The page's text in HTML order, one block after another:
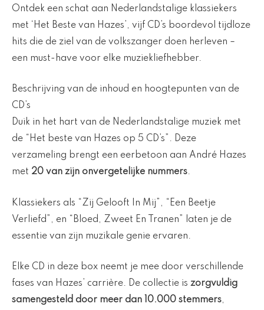
Ontdek een schat aan Nederlandstalige klassiekers
met ‘Het Beste van Hazes’, vijf CD’s boordevol tijdloze
hits die de ziel van de volkszanger doen herleven –
een must-have voor elke muziekliefhebber.
Beschrijving van de inhoud en hoogtepunten van de
CD’s
Duik in het hart van de Nederlandstalige muziek met
de “Het beste van Hazes op 5 CD’s”. Deze
verzameling brengt een eerbetoon aan André Hazes
met 20 van zijn onvergetelijke nummers.
Klassiekers als “Zij Gelooft In Mij”, “Een Beetje
Verliefd”, en “Bloed, Zweet En Tranen” laten je de
essentie van zijn muzikale genie ervaren.
Elke CD in deze box neemt je mee door verschillende
fases van Hazes’ carrière. De collectie is zorgvuldig
samengesteld door meer dan 10.000 stemmers,